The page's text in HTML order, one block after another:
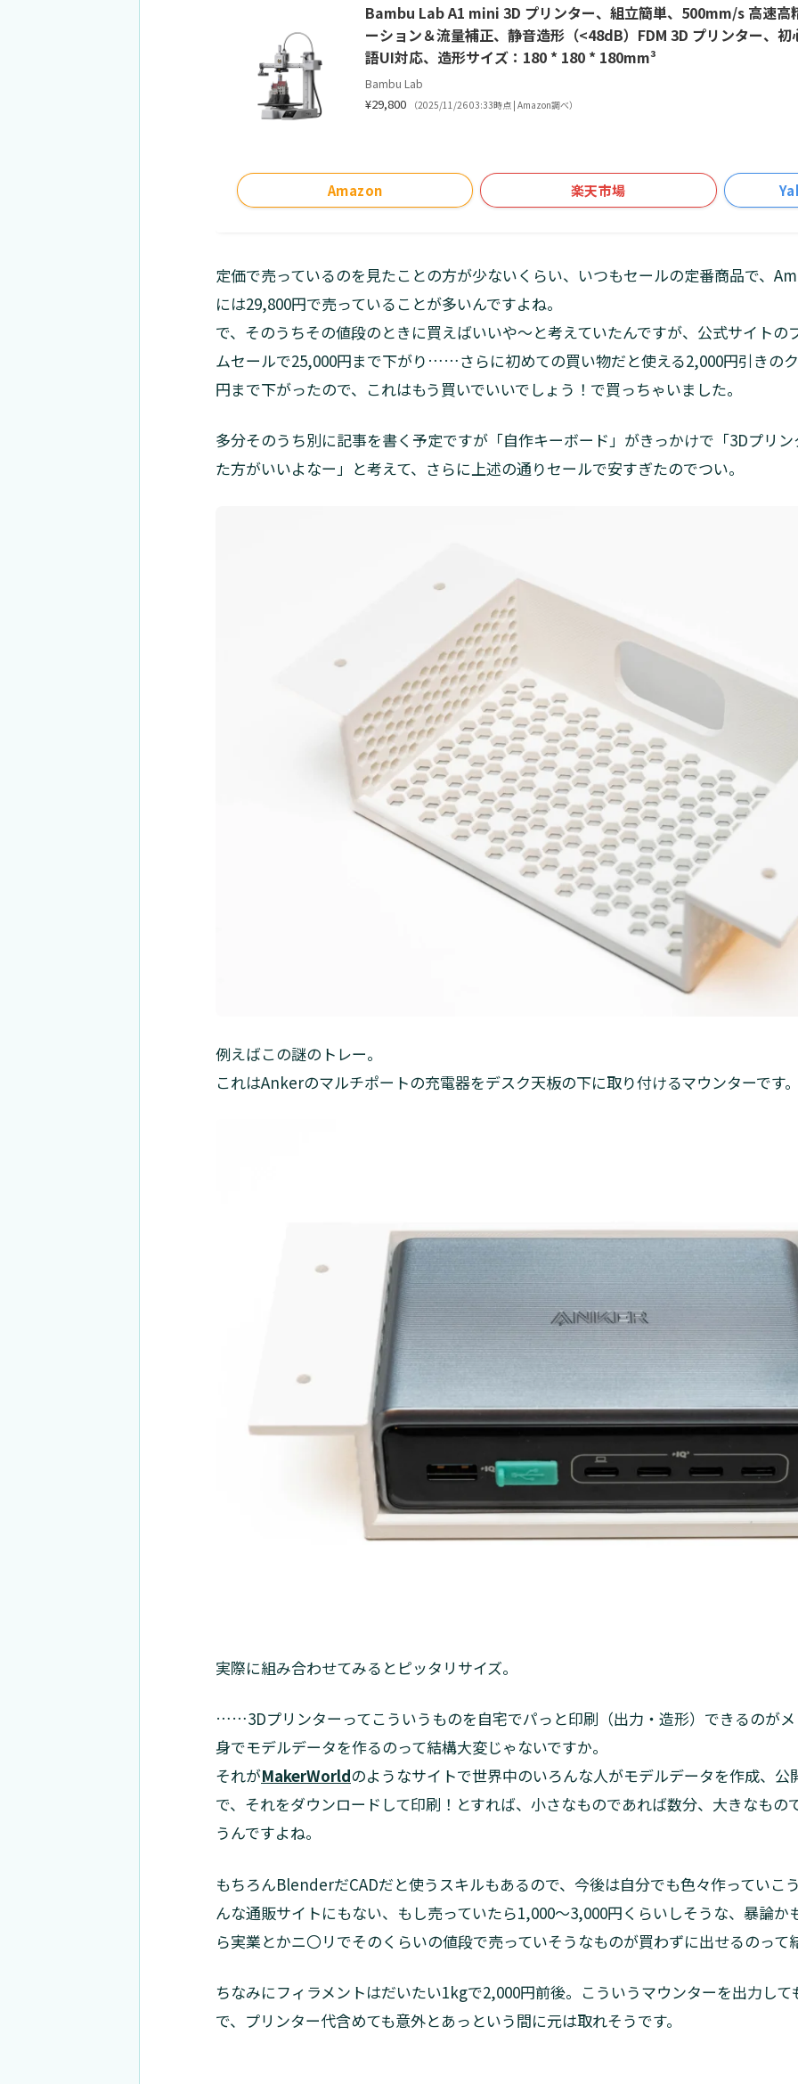
Bambu Lab A1 mini 3D プリンター、組立簡単、500mm/s 高速高
ーション＆流量補正、静音造形（<48dB）FDM 3D プリンター、
語UI対応、造形サイズ：180 * 180 * 180mm³
Bambu Lab
¥29,800 （2025/11/26 03:33時点 | Amazon調べ）
Amazon 楽天市場
定価で売っているのを見たことの方が少ないくらい、いつもセールの定番商品で、
には29,800円で売っていることが多いんですよね。
で、そのうちその値段のときに買えばいいや～と考えていたんですが、公式サイトの
ムセールで25,000円まで下がり……さらに初めての買い物だと使える2,000円引きの
円まで下がったので、これはもう買いでいいでしょう！で買っちゃいました。
多分そのうち別に記事を書く予定ですが「自作キーボード」がきっかけで「3Dプリ
た方がいいよなー」と考えて、さらに上述の通りセールで安すぎたのでつい。
例えばこの謎のトレー。
これはAnkerのマルチポートの充電器をデスク天板の下に取り付けるマウンターです
実際に組み合わせてみるとピッタリサイズ。
……3Dプリンターってこういうものを自宅でパっと印刷（出力・造形）できるのが
身でモデルデータを作るのって結構大変じゃないですか。
それがMakerWorldのようなサイトで世界中のいろんな人がモデルデータを作成、公
で、それをダウンロードして印刷！とすれば、小さなものであれば数分、大きなもの
うんですよね。
もちろんBlenderだCADだと使うスキルもあるので、今後は自分でも色々作っていこ
んな通販サイトにもない、もし売っていたら1,000～3,000円くらいしそうな、暴論か
ら実業とかニ〇リでそのくらいの値段で売っていそうなものが買わずに出せるのって
ちなみにフィラメントはだいたい1kgで2,000円前後。こういうマウンターを出力し
で、プリンター代含めても意外とあっという間に元は取れそうです。